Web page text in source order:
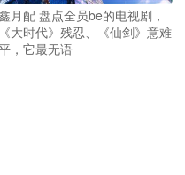
月配 盘点全员be的电视剧，
《大时代》残忍、《仙剑》意难
，它最无语